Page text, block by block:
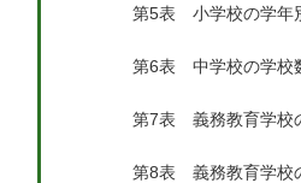
第5表 小学校の学年別、
第6表 中学校の学校数、
第7表 義務教育学校の学
第8表 義務教育学校の学